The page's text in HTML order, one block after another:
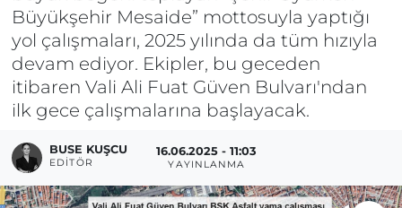
Büyükşehir Mesaide” mottosuyla yaptığı
yol çalışmaları, 2025 yılında da tüm hızıyla
devam ediyor. Ekipler, bu geceden
itibaren Vali Ali Fuat Güven Bulvarı'ndan
ilk gece çalışmalarına başlayacak.
BUSE KUŞCU
EDITÖR
16.06.2025 - 11:03
YAYINLANMA